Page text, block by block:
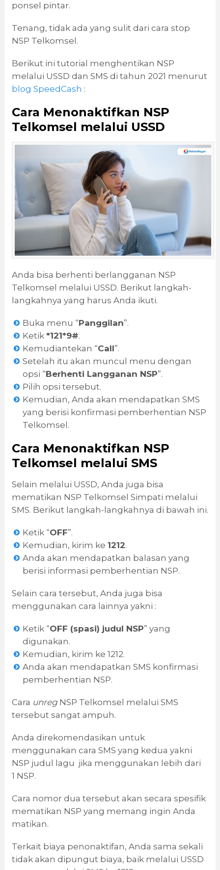
ponsel pintar.
Tenang, tidak ada yang sulit dari cara stop
NSP Telkomsel.
Berikut ini tutorial menghentikan NSP
melalui USSD dan SMS di tahun 2021 menurut
blog SpeedCash :
Cara Menonaktifkan NSP
Telkomsel melalui USSD
Anda bisa berhenti berlangganan NSP
Telkomsel melalui USSD. Berikut langkah-
langkahnya yang harus Anda ikuti.
Buka menu “Panggilan”.
Ketik *121*9#.
Kemudiantekan “Call”.
Setelah itu akan muncul menu dengan
opsi “Berhenti Langganan NSP”.
Pilih opsi tersebut.
Kemudian, Anda akan mendapatkan SMS
yang berisi konfirmasi pemberhentian NSP
Telkomsel.
Cara Menonaktifkan NSP
Telkomsel melalui SMS
Selain melalui USSD, Anda juga bisa
mematikan NSP Telkomsel Simpati melalui
SMS. Berikut langkah-langkahnya di bawah ini.
Ketik “OFF”.
Kemudian, kirim ke 1212.
Anda akan mendapatkan balasan yang
berisi informasi pemberhentian NSP.
Selain cara tersebut, Anda juga bisa
menggunakan cara lainnya yakni :
Ketik “OFF (spasi) judul NSP” yang
digunakan.
Kemudian, kirim ke 1212.
Anda akan mendapatkan SMS konfirmasi
pemberhentian NSP.
Cara unregNSP Telkomsel melalui SMS
tersebut sangat ampuh.
Anda direkomendasikan untuk
menggunakan cara SMS yang kedua yakni
NSP judul lagu jika menggunakan lebih dari
1 NSP.
Cara nomor dua tersebut akan secara spesifik
mematikan NSP yang memang ingin Anda
matikan.
Terkait biaya penonaktifan, Anda sama sekali
tidak akan dipungut biaya, baik melalui USSD